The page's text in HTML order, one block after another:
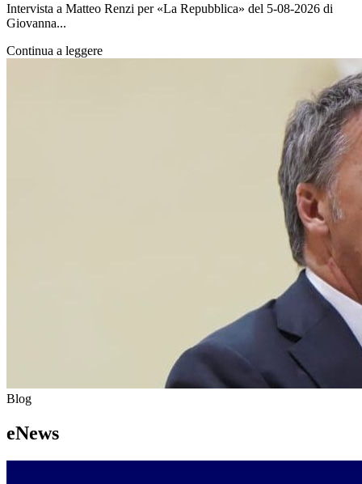
Intervista a Matteo Renzi per «La Repubblica» del 5-08-2026 di
Giovanna...
Continua a leggere
Blog
eNews